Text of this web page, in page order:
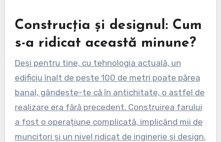
Construcția și designul: Cum
s-a ridicat această minune?
Deși pentru tine, cu tehnologia actuală, un
edificiu înalt de peste 100 de metri poate părea
banal, gândește-te că în antichitate, o astfel de
realizare era fără precedent. Construirea farului
a fost o operațiune complicată, implicând mii de
muncitori și un nivel ridicat de inginerie și design.